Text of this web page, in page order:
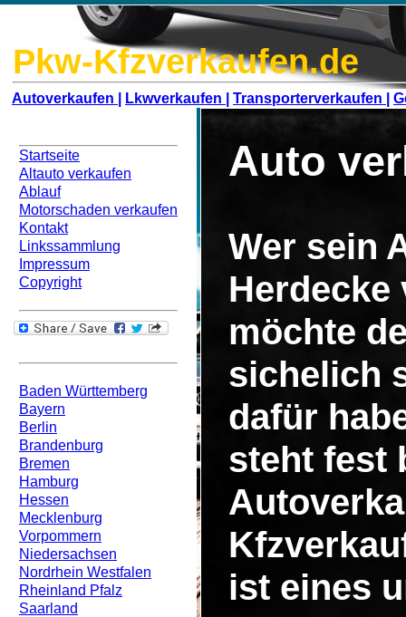
Pkw-Kfzverkaufen.de
Autoverkaufen | Lkwverkaufen | Transporterverkaufen |
Startseite
Altauto verkaufen
Ablauf
Motorschaden verkaufen
Kontakt
Linkssammlung
Impressum
Copyright
Baden Württemberg
Bayern
Berlin
Brandenburg
Bremen
Hamburg
Hessen
Mecklenburg
Vorpommern
Niedersachsen
Nordrhein Westfalen
Rheinland Pfalz
Saarland
Auto
Wer sein
Herdecke
möchte
sichelich
dafür
steht fest
ist eines